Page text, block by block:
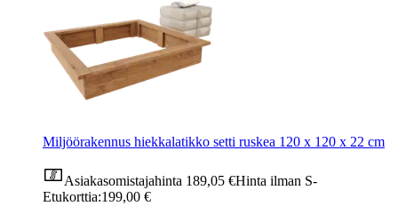
Miljöörakennus hiekkalatikko setti ruskea 120 x 120 x 22 cm
Asiakasomistajahinta 189,05 €Hinta ilman S-
Etukorttia:199,00 €